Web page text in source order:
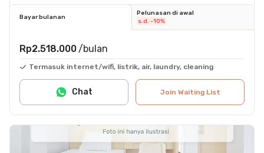
Bayar bulanan
Pelunasan di awal
s.d. -10%
Rp2.518.000 /bulan
Termasuk internet/wifi, listrik, air, laundry, cleaning
Join Waiting List
Chat